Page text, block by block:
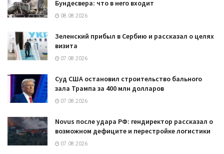
Бундесвера: что в него входит
08.08.2026
Зеленский прибыл в Сербию и рассказал о целях
визита
07.08.2026
Суд США остановил строительство бального
зала Трампа за 400 млн долларов
07.08.2026
Novus после удара РФ: гендиректор рассказал о
возможном дефиците и перестройке логистики
07.08.2026